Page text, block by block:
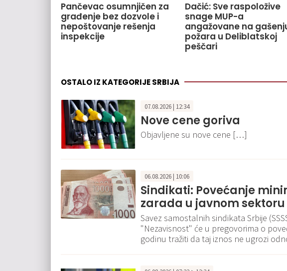
Pančevac osumnjičen za
građenje bez dozvole i
nepoštovanje rešenja
inspekcije
Dačić: Sve raspoložive
snage MUP-a
angažovane na
požara u Deliblatskoj
peščari
OSTALO IZ KATEGORIJE SRBIJA
07.08.2026 | 12:34
Nove cene goriva
Objavljene su nove cene […]
06.08.2026 | 10:06
Sindikati: Povećanje
zarada u javnom sektoru
Savez samostalnih sindikata Srbije
"Nezavisnost" će u pregovorima o
godinu tražiti da taj iznos ne ugrozi